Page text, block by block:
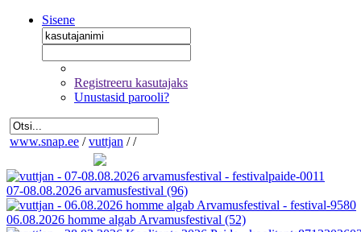
Sisene
Registreeru kasutajaks
Unustasid parooli?
www.snap.ee / vuttjan / /
07-08.08.2026 arvamusfestival (96)
06.08.2026 homme algab Arvamusfestival (52)